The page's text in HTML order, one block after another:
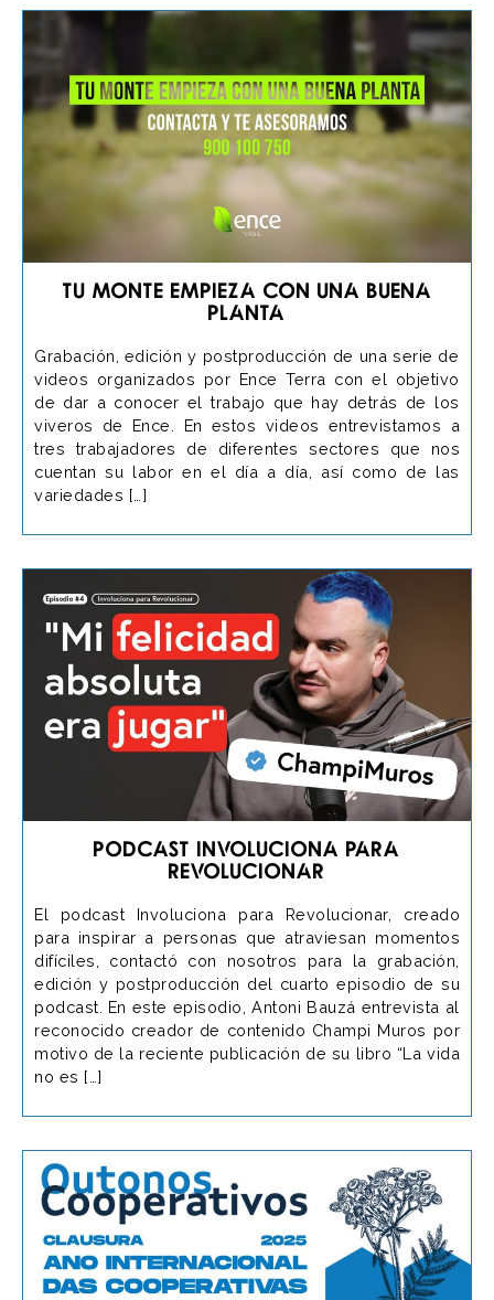
Tu monte empieza con una buena
planta
Grabación, edición y postproducción de una serie de
videos organizados por Ence Terra con el objetivo
de dar a conocer el trabajo que hay detrás de los
viveros de Ence. En estos videos entrevistamos a
tres trabajadores de diferentes sectores que nos
cuentan su labor en el día a día, así como de las
variedades […]
Podcast Involuciona para
Revolucionar
El podcast Involuciona para Revolucionar, creado
para inspirar a personas que atraviesan momentos
difíciles, contactó con nosotros para la grabación,
edición y postproducción del cuarto episodio de su
podcast. En este episodio, Antoni Bauzá entrevista al
reconocido creador de contenido Champi Muros por
motivo de la reciente publicación de su libro “La vida
no es […]